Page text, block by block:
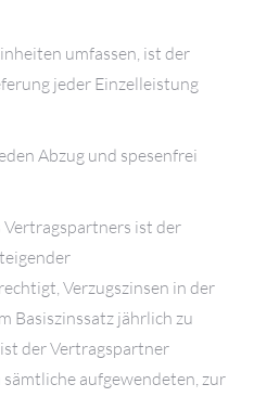
umfassen, ist der
jeder Einzelleistung
Abzug und spesenfrei
Vertragspartners ist der
Verzugszinsen in der
Basiszinssatz jährlich zu
der Vertragspartner
aufgewendeten, zur